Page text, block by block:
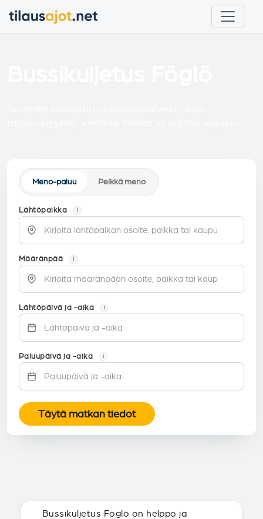
Meno-paluu Pelkkä meno
Lähtöpaikka i
Määränpää i
Lähtöpäivä ja -aika i
Paluupäivä ja -aika i
Täytä matkan tiedot
Bussikuljetus Föglö on helppo ja